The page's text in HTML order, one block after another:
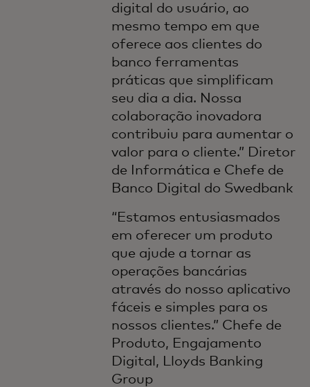
digital do usuário, ao
mesmo tempo em que
oferece aos clientes do
banco ferramentas
práticas que simplificam
seu dia a dia. Nossa
colaboração inovadora
contribuiu para aumentar o
valor para o cliente.” Diretor
de Informática e Chefe de
Banco Digital do Swedbank
“Estamos entusiasmados
em oferecer um produto
que ajude a tornar as
operações bancárias
através do nosso aplicativo
fáceis e simples para os
nossos clientes.” Chefe de
Produto, Engajamento
Digital, Lloyds Banking
Group